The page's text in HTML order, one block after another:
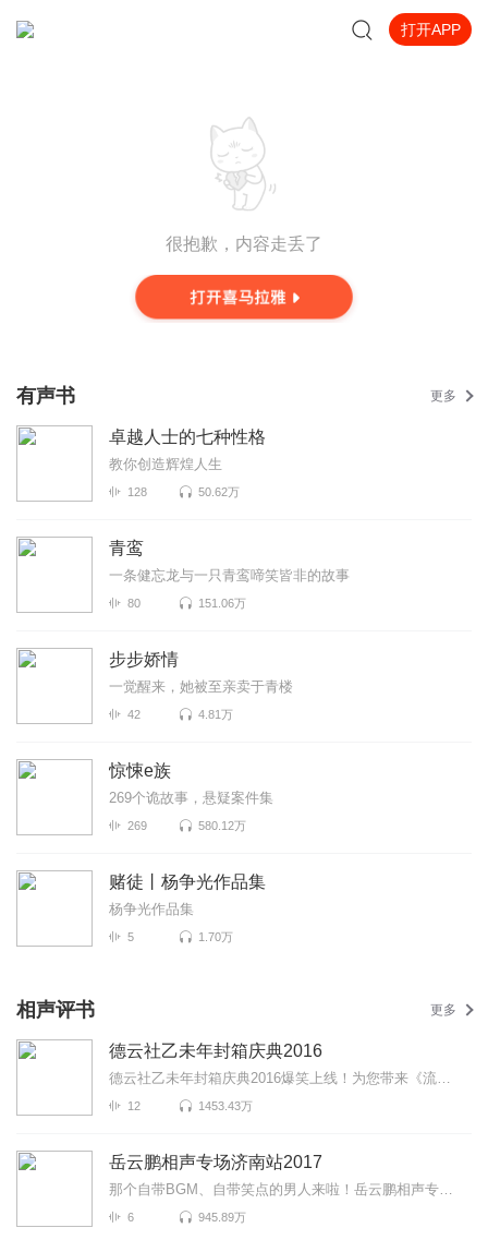
打开APP
很抱歉，内容走丢了
有声书 更多
卓越人士的七种性格
教你创造辉煌人生
128 50.62万
青鸾
一条健忘龙与一只青鸾啼笑皆非的故事
80 151.06万
步步娇情
一觉醒来，她被至亲卖于青楼
42 4.81万
惊悚e族
269个诡故事，悬疑案件集
269 580.12万
赌徒丨杨争光作品集
杨争光作品集
5 1.70万
相声评书 更多
德云社乙未年封箱庆典2016
德云社乙未年封箱庆典2016爆笑上线！为您带来《流金岁月》《唱大戏》《师徒父子》等高能相声！各种爆笑...
12 1453.43万
岳云鹏相声专场济南站2017
那个自带BGM、自带笑点的男人来啦！岳云鹏相声专场济南站2017爆笑来袭！更有《学歌曲》《学聋哑》《写对...
6 945.89万